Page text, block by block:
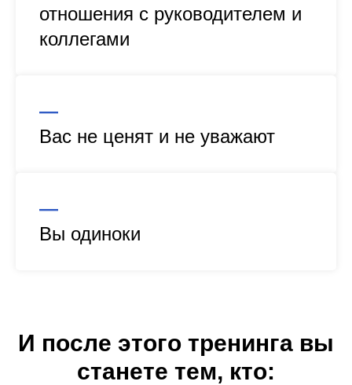
отношения с руководителем и
коллегами
—
Вас не ценят и не уважают
—
Вы одиноки
И после этого тренинга вы
станете тем, кто: